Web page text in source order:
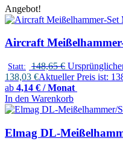
Angebot!
Aircraft
Statt: 148,65€
138,03 €Aktueller Preis ist:
ab 4,14 € / Monat
In den Warenkorb
Elmag DL-